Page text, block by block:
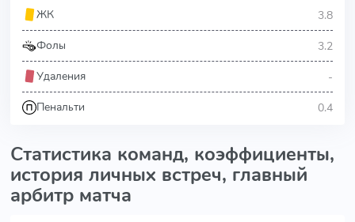
ЖК
3.8
Фолы 3.2
Удаления -
Пенальти 0.4
Статистика команд, коэффициенты,
история личных встреч, главный
арбитр матча